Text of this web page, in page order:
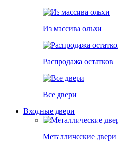
Из массива ольхи
Распродажа остатков
Все двери
Входные двери
Металлические двери